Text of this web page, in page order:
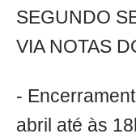
SEGUNDO
VIA NOTAS
-
abril até às